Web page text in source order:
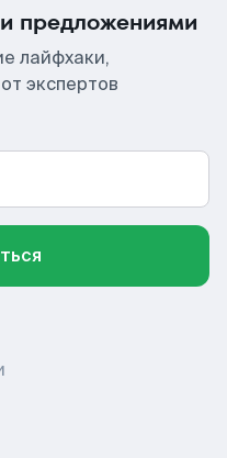
предложениями
лайфхаки,
экспертов